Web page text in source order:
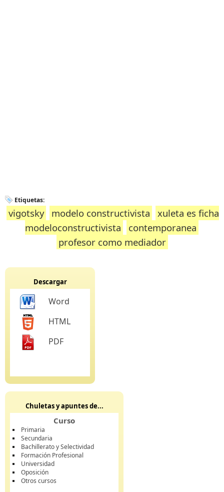
Etiquetas:
vigotsky modelo constructivista
xuleta es ficha
modeloconstructivista
contemporanea
profesor como mediador
Descargar
Word
HTML
PDF
Chuletas y apuntes de...
Curso
Primaria
Secundaria
Bachillerato y Selectividad
Formación Profesional
Universidad
Oposición
Otros cursos